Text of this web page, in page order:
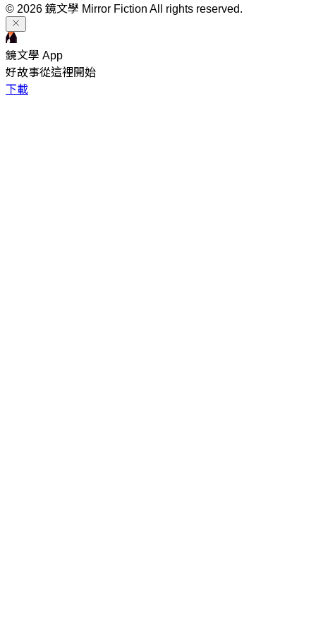
© 2026 鏡文學 Mirror Fiction All rights reserved.
鏡文學 App
好故事從這裡開始
下載